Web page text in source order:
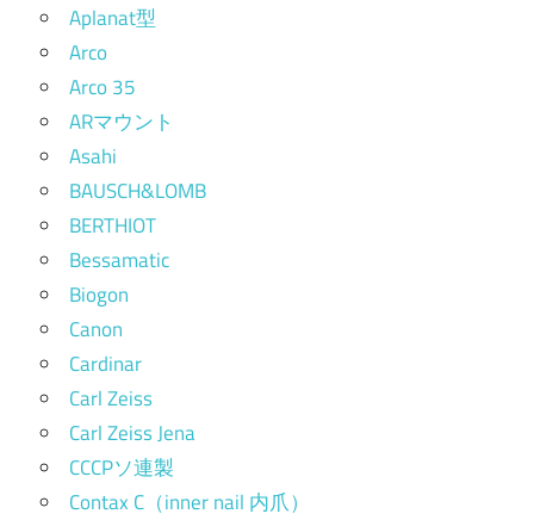
Aplanat型
Arco
Arco 35
ARマウント
Asahi
BAUSCH&LOMB
BERTHIOT
Bessamatic
Biogon
Canon
Cardinar
Carl Zeiss
Carl Zeiss Jena
CCCPソ連製
Contax C（inner nail 内爪）